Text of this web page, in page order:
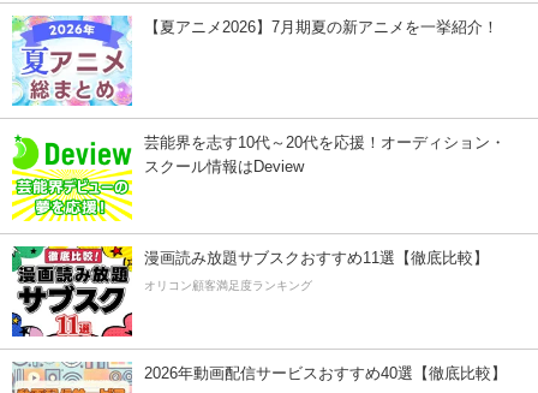
【夏アニメ2026】7月期夏の新アニメを一挙紹介！
芸能界を志す10代～20代を応援！オーディション・
スクール情報はDeview
漫画読み放題サブスクおすすめ11選【徹底比較】
オリコン顧客満足度ランキング
2026年動画配信サービスおすすめ40選【徹底比較】